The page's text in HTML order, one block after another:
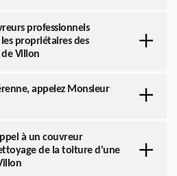
professionnels
propriétaires des
Villon
appelez Monsieur
à un couvreur
de la toiture d'une